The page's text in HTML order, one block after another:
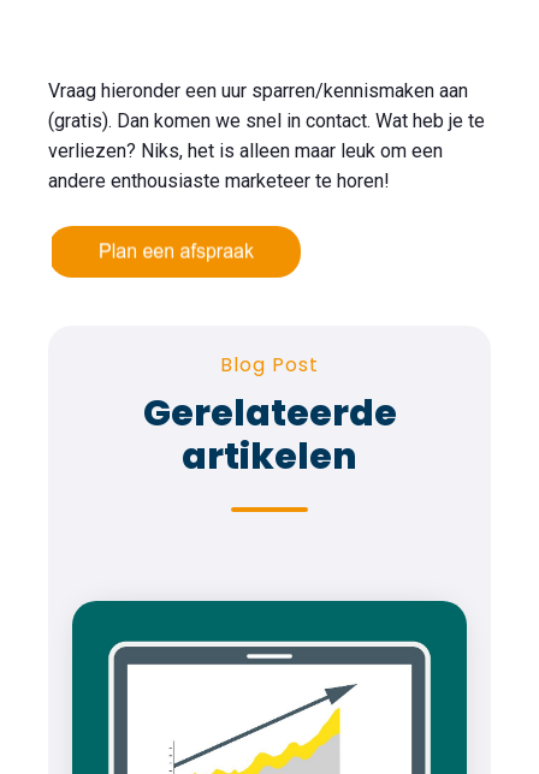
Vraag hieronder een uur sparren/kennismaken aan
(gratis). Dan komen we snel in contact. Wat heb je te
verliezen? Niks, het is alleen maar leuk om een
andere enthousiaste marketeer te horen!
Blog Post
Gerelateerde
artikelen